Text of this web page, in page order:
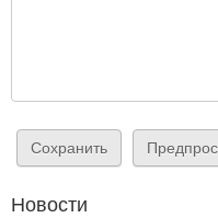
Новости